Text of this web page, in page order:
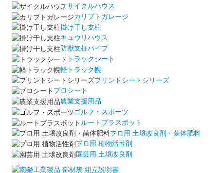
サイクルハウス
カリプトガレージ
掛け干し支柱
キュウリハウス
防獣支柱パイプ
トラックシート
軽トラック幌
プリントシートシリーズ
プロシート
農業支援用品
ゴルフ・スポーツ
ルートプラスポット
プロ用 土壌改良剤・菌体肥料
プロ用 植物活性剤
園芸用 土壌改良剤